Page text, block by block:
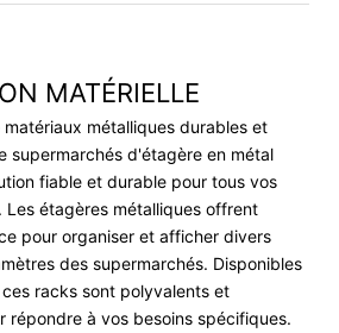
MATÉRIELLE
métalliques durables et
supermarchés d'étagère en métal
fiable et durable pour tous vos
Les étagères métalliques offrent
pour organiser et afficher divers
des supermarchés. Disponibles
racks sont polyvalents et
répondre à vos besoins spécifiques.